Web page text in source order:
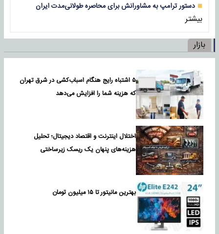
دستور ترامپ به مشاورانش برای محاصره طولانی‌مدت ایران
بیشتر
بازار
۵ اشتباه رایج هنگام اسباب‌کشی در شرق تهران
که هزینه شما را افزایش می‌دهد
اختلال اینترنت و اقتصاد دیجیتال؛ تحلیل
هزینه‌های پنهان یک ریسک زیرساختی
بهترین مانیتور تا ۱۵ میلیون تومان